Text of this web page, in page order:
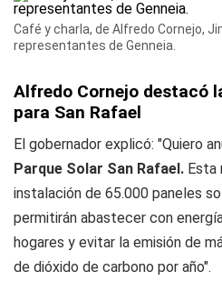
Café y charla, de Alfredo Cornejo,
representantes de Genneia.
Alfredo Cornejo destacó
para San Rafael
El gobernador explicó: "Quiero
Parque Solar San Rafael. Esta
instalación de 65.000 paneles
permitirán abastecer con
hogares y evitar la emisión de
de dióxido de carbono por año".